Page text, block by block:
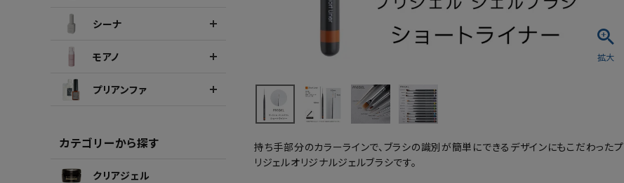
シーナ
モアノ
プリアンファ
カテゴリーから探す
クリアジェル
持ち手部分のカラーラインで、ブラシの識別が簡単にできるデザインにもこだわったプ
リジェルオリジナルジェルブラシです。